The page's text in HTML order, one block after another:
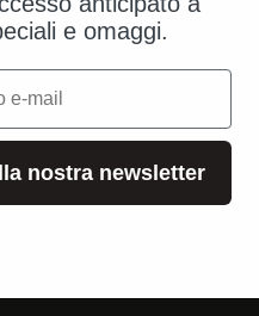
e omaggi.
nostra newsletter